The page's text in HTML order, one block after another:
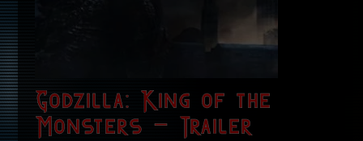
Godzilla: King of the
Monsters – Trailer